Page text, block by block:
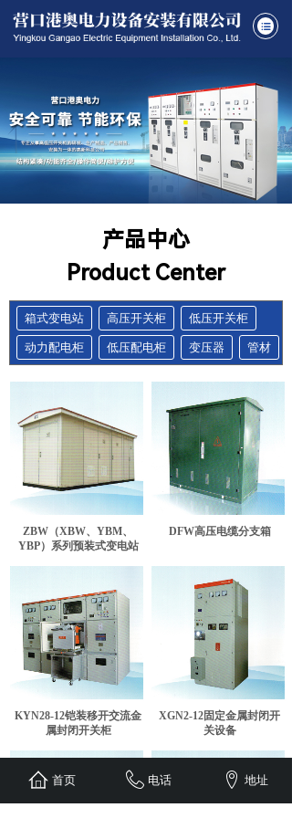
产品中心
Product Center
箱式变电站 高压开关柜 低压开关柜
动力配电柜 低压配电柜 变压器 管材
ZBW（XBW、YBM、
YBP）系列预装式变电站
DFW高压电缆分支箱
KYN28-12铠装移开交流金
属封闭开关柜
XGN2-12固定金属封闭开
关设备
首页 电话 地址